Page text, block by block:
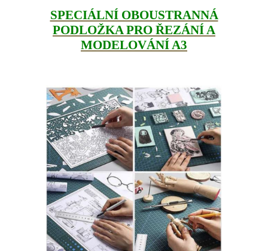
SPECIÁLNÍ OBOUSTRANNÁ
PODLOŽKA PRO ŘEZÁNÍ A
MODELOVÁNÍ A3